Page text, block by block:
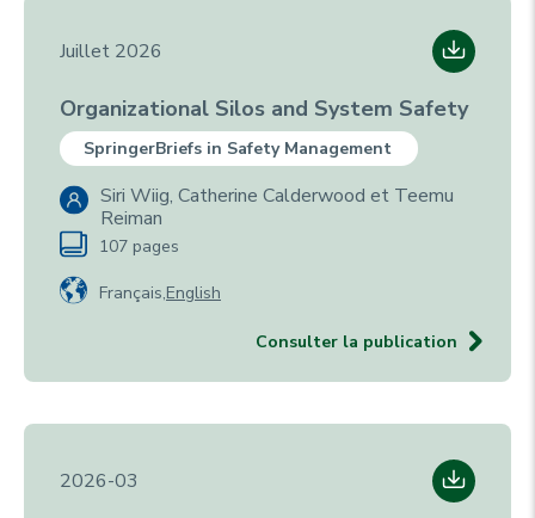
Juillet 2026
Organizational Silos and System Safety
SpringerBriefs in Safety Management
Siri Wiig, Catherine Calderwood et Teemu
Reiman
107 pages
Français English
Consulter la publication
2026-03